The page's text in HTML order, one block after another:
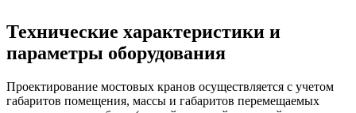
Технические характеристики и
параметры оборудования
Проектирование мостовых кранов осуществляется с учетом
габаритов помещения, массы и габаритов перемещаемых